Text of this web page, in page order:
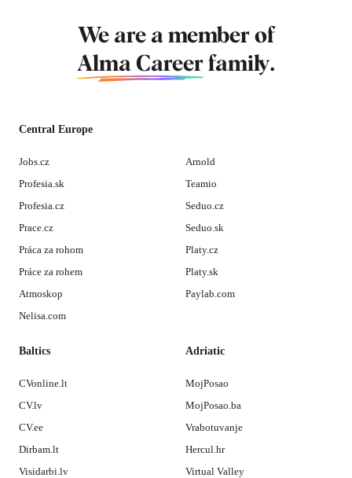
We are a member of
Alma Career family.
Central Europe
Jobs.cz
Profesia.sk
Profesia.cz
Prace.cz
Práca za rohom
Práce za rohem
Atmoskop
Nelisa.com
Arnold
Teamio
Seduo.cz
Seduo.sk
Platy.cz
Platy.sk
Paylab.com
Baltics
CVonline.lt
CV.lv
CV.ee
Dirbam.lt
Visidarbi.lv
Adriatic
MojPosao
MojPosao.ba
Vrabotuvanje
Hercul.hr
Virtual Valley